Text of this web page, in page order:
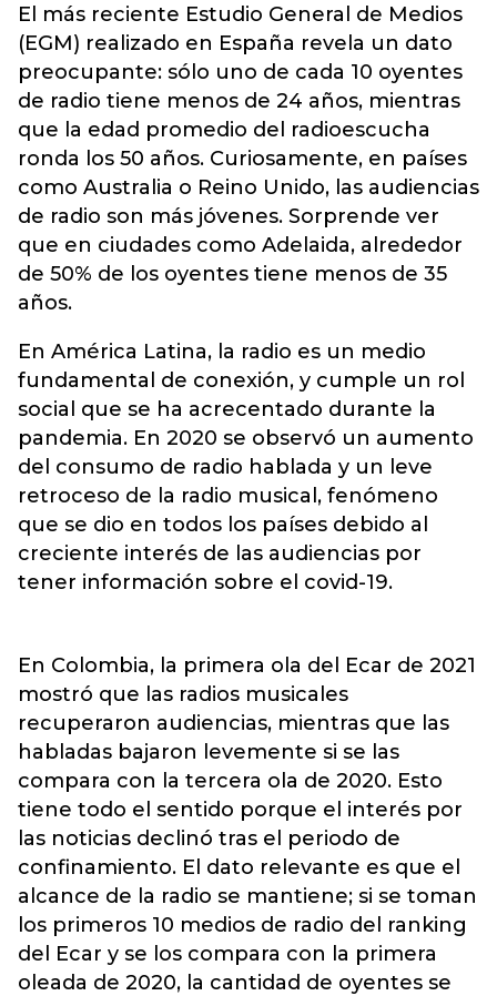
El más reciente Estudio General de Medios
(EGM) realizado en España revela un dato
preocupante: sólo uno de cada 10 oyentes
de radio tiene menos de 24 años, mientras
que la edad promedio del radioescucha
ronda los 50 años. Curiosamente, en países
como Australia o Reino Unido, las audiencias
de radio son más jóvenes. Sorprende ver
que en ciudades como Adelaida, alrededor
de 50% de los oyentes tiene menos de 35
años.
En América Latina, la radio es un medio
fundamental de conexión, y cumple un rol
social que se ha acrecentado durante la
pandemia. En 2020 se observó un aumento
del consumo de radio hablada y un leve
retroceso de la radio musical, fenómeno
que se dio en todos los países debido al
creciente interés de las audiencias por
tener información sobre el covid-19.
En Colombia, la primera ola del Ecar de 2021
mostró que las radios musicales
recuperaron audiencias, mientras que las
habladas bajaron levemente si se las
compara con la tercera ola de 2020. Esto
tiene todo el sentido porque el interés por
las noticias declinó tras el periodo de
confinamiento. El dato relevante es que el
alcance de la radio se mantiene; si se toman
los primeros 10 medios de radio del ranking
del Ecar y se los compara con la primera
oleada de 2020, la cantidad de oyentes se